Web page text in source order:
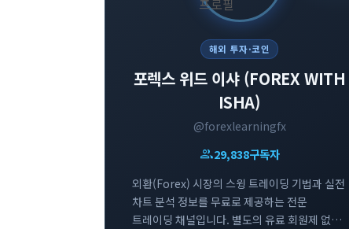
해외 투자·코인
포렉스 위드 이샤 (FOREX WITH
ISHA)
@forexlearningfx
group29,838구독자
외환(Forex) 시장의 스윙 트레이딩 기법과 실전
차트 분석 정보를 무료로 제공하는 전문
트레이딩 채널입니다. 별도의 유료 회원제 없이